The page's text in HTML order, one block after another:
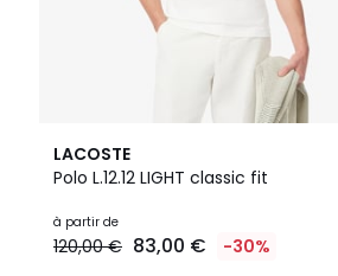
LACOSTE
Polo L.12.12 LIGHT classic fit
à partir de
120,00 € 83,00 € -30%
14
Couleurs